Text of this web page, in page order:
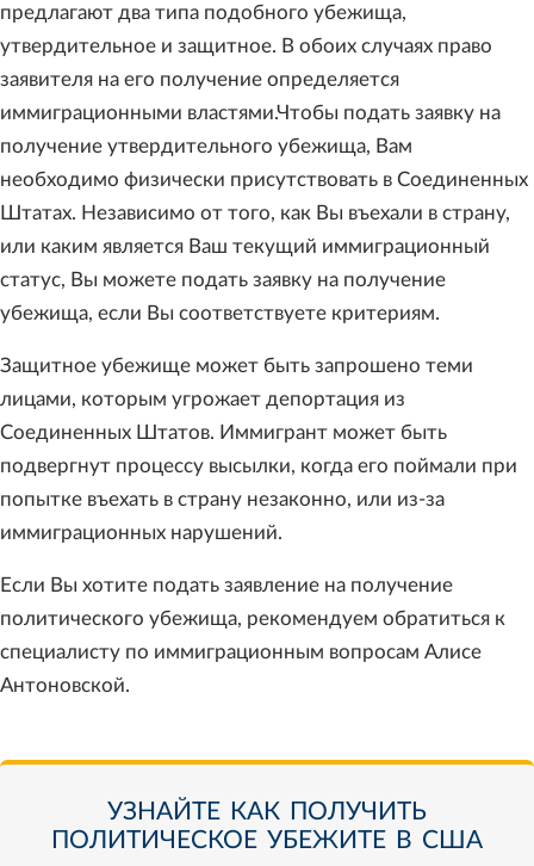
предлагают два типа подобного убежища,
утвердительное и защитное. В обоих случаях право
заявителя на его получение определяется
иммиграционными властями.Чтобы подать заявку на
получение утвердительного убежища, Вам
необходимо физически присутствовать в Соединенных
Штатах. Независимо от того, как Вы въехали в страну,
или каким является Ваш текущий иммиграционный
статус, Вы можете подать заявку на получение
убежища, если Вы соответствуете критериям.
Защитное убежище может быть запрошено теми
лицами, которым угрожает депортация из
Соединенных Штатов. Иммигрант может быть
подвергнут процессу высылки, когда его поймали при
попытке въехать в страну незаконно, или из-за
иммиграционных нарушений.
Если Вы хотите подать заявление на получение
политического убежища, рекомендуем обратиться к
специалисту по иммиграционным вопросам Алисе
Антоновской.
УЗНАЙТЕ КАК ПОЛУЧИТЬ
ПОЛИТИЧЕСКОЕ УБЕЖИТЕ В США